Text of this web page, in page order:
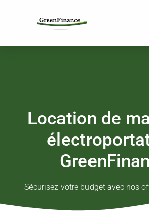
Location de
Sécurisez votre budget avec nos